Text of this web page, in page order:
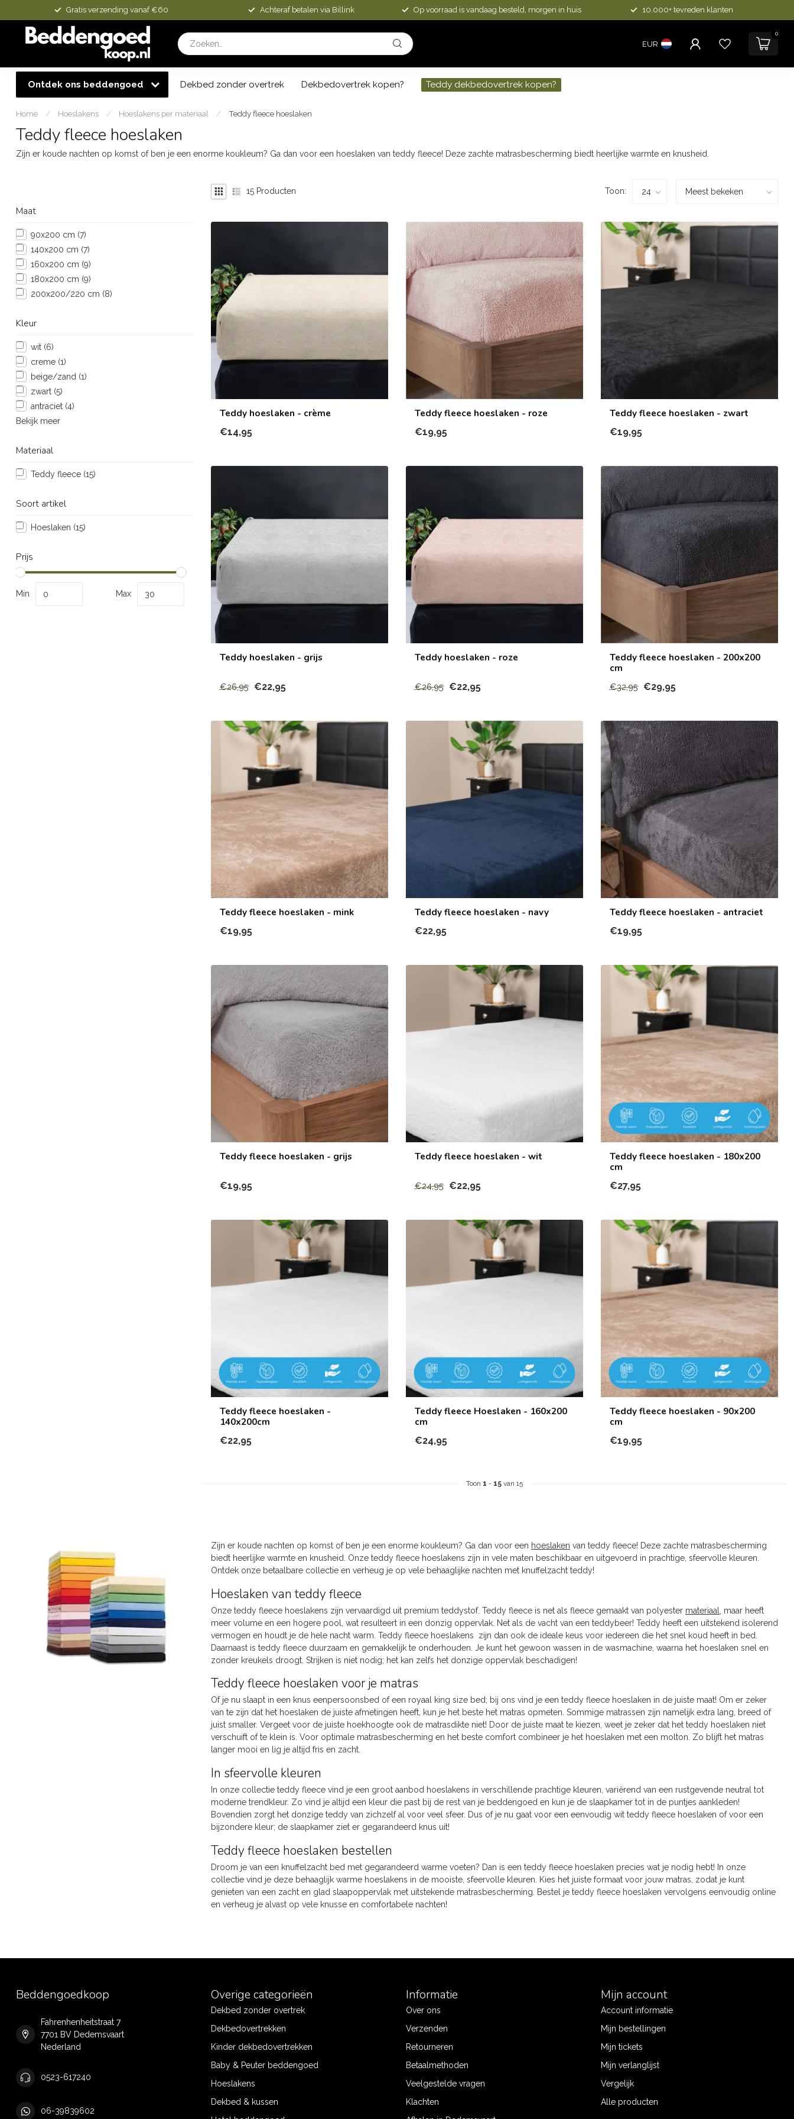
Gratis verzending vanaf €60 Achteraf betalen via Billink Op voorraad is vandaag besteld, morgen in huis 10.000+ tevreden klanten
EUR
0
Ontdek ons beddengoed Dekbed zonder overtrek Dekbedovertrek kopen? Teddy dekbedovertrek kopen?
Home / Hoeslakens / Hoeslakens per materiaal / Teddy fleece hoeslaken
Teddy fleece hoeslaken
Zijn er koude nachten op komst of ben je een enorme koukleum? Ga dan voor een hoeslaken van teddy fleece! Deze zachte matrasbescherming biedt heerlijke warmte en knusheid.
Maat
90x200 cm (7)
140x200 cm (7)
160x200 cm (9)
180x200 cm (9)
200x200/220 cm (8)
Kleur
wit (6)
creme (1)
beige/zand (1)
zwart (5)
antraciet (4)
Bekijk meer
Materiaal
Teddy fleece (15)
Soort artikel
Hoeslaken (15)
Prijs
Min Max
15 Producten Toon:
Teddy hoeslaken - crème
€14,95
Teddy fleece hoeslaken - roze
€19,95
Teddy fleece hoeslaken - zwart
€19,95
Teddy hoeslaken - grijs
€26,95 €22,95
Teddy hoeslaken - roze
€26,95 €22,95
Teddy fleece hoeslaken - 200x200
cm
€32,95 €29,95
Teddy fleece hoeslaken - mink
€19,95
Teddy fleece hoeslaken - navy
€22,95
Teddy fleece hoeslaken - antraciet
€19,95
Teddy fleece hoeslaken - grijs
€19,95
Teddy fleece hoeslaken - wit
€24,95 €22,95
Teddy fleece hoeslaken - 180x200
cm
€27,95
Teddy fleece hoeslaken -
140x200cm
€22,95
Teddy fleece Hoeslaken - 160x200
cm
€24,95
Teddy fleece hoeslaken - 90x200
cm
€19,95
Toon 1 - 15 van 15
Zijn er koude nachten op komst of ben je een enorme koukleum? Ga dan voor een hoeslaken van teddy fleece! Deze zachte matrasbescherming
biedt heerlijke warmte en knusheid. Onze teddy fleece hoeslakens zijn in vele maten beschikbaar en uitgevoerd in prachtige, sfeervolle kleuren.
Ontdek onze betaalbare collectie en verheug je op vele behaaglijke nachten met knuffelzacht teddy!
Hoeslaken van teddy fleece
Onze teddy fleece hoeslakens zijn vervaardigd uit premium teddystof. Teddy fleece is net als fleece gemaakt van polyester materiaal
, maar heeft
meer volume en een hogere pool, wat resulteert in een donzig oppervlak. Net als de vacht van een teddybeer! Teddy heeft een uitstekend isolerend
vermogen en houdt je de hele nacht warm. Teddy fleece hoeslakens zijn dan ook de ideale keus voor iedereen die het snel koud heeft in bed.
Daarnaast is teddy fleece duurzaam en gemakkelijk te onderhouden. Je kunt het gewoon wassen in de wasmachine, waarna het hoeslaken snel en
zonder kreukels droogt. Strijken is niet nodig; het kan zelfs het donzige oppervlak beschadigen!
Teddy fleece hoeslaken voor je matras
Of je nu slaapt in een knus eenpersoonsbed of een royaal king size bed; bij ons vind je een teddy fleece hoeslaken in de juiste maat! Om er zeker
van te zijn dat het hoeslaken de juiste afmetingen heeft, kun je het beste het matras opmeten. Sommige matrassen zijn namelijk extra lang, breed of
juist smaller. Vergeet voor de juiste hoekhoogte ook de matrasdikte niet! Door de juiste maat te kiezen, weet je zeker dat het teddy hoeslaken niet
verschuift of te klein is. Voor optimale matrasbescherming en het beste comfort combineer je het hoeslaken met een molton. Zo blijft het matras
langer mooi en lig je altijd fris en zacht.
In sfeervolle kleuren
In onze collectie teddy fleece vind je een groot aanbod hoeslakens in verschillende prachtige kleuren, variërend van een rustgevende neutral tot
moderne trendkleur. Zo vind je altijd een kleur die past bij de rest van je beddengoed en kun je de slaapkamer tot in de puntjes aankleden!
Bovendien zorgt het donzige teddy van zichzelf al voor veel sfeer. Dus of je nu gaat voor een eenvoudig wit teddy fleece hoeslaken of voor een
bijzondere kleur; de slaapkamer ziet er gegarandeerd knus uit!
Teddy fleece hoeslaken bestellen
Droom je van een knuffelzacht bed met gegarandeerd warme voeten? Dan is een teddy fleece hoeslaken precies wat je nodig hebt! In onze
collectie vind je deze behaaglijk warme hoeslakens in de mooiste, sfeervolle kleuren. Kies het juiste formaat voor jouw matras, zodat je kunt
genieten van een zacht en glad slaapoppervlak met uitstekende matrasbescherming. Bestel je teddy fleece hoeslaken vervolgens eenvoudig online
en verheug je alvast op vele knusse en comfortabele nachten!
Beddengoedkoop
Fahrenhenheitstraat 7
7701 BV Dedemsvaart
Nederland
0523-617240
06-39839602
Overige categorieën
Dekbed zonder overtrek
Dekbedovertrekken
Kinder dekbedovertrekken
Baby & Peuter beddengoed
Hoeslakens
Dekbed & kussen
Informatie
Over ons
Verzenden
Retourneren
Betaalmethoden
Veelgestelde vragen
Klachten
Mijn account
Account informatie
Mijn bestellingen
Mijn tickets
Mijn verlanglijst
Vergelijk
Alle producten